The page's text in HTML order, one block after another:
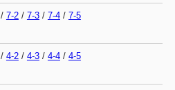
/ 7-2/ 7-3/ 7-4/ 7-5
/ 4-2/ 4-3/ 4-4/ 4-5